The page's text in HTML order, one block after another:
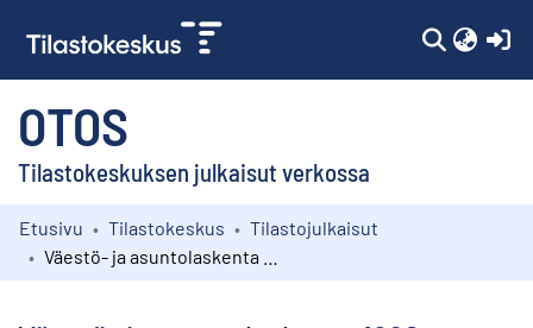
OTOS
Tilastokeskuksen julkaisut verkossa
Kokoelmat
Etusivu Tilastokeskus
Tilastojulkaisut